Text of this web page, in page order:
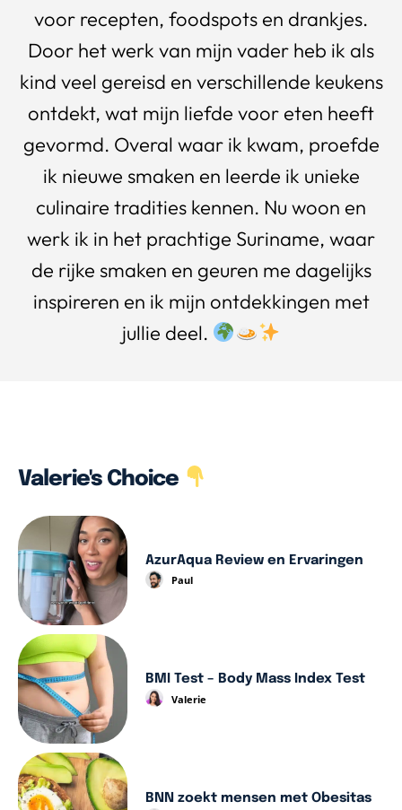
voor recepten, foodspots en drankjes.
Door het werk van mijn vader heb ik als
kind veel gereisd en verschillende keukens
ontdekt, wat mijn liefde voor eten heeft
gevormd. Overal waar ik kwam, proefde
ik nieuwe smaken en leerde ik unieke
culinaire tradities kennen. Nu woon en
werk ik in het prachtige Suriname, waar
de rijke smaken en geuren me dagelijks
inspireren en ik mijn ontdekkingen met
jullie deel.
Valerie's Choice
AzurAqua Review en Ervaringen
Paul
BMI Test – Body Mass Index Test
Valerie
BNN zoekt mensen met Obesitas